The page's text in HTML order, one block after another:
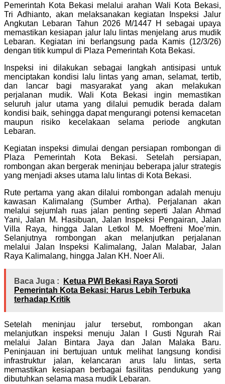
Pemerintah Kota Bekasi melalui arahan Wali Kota Bekasi,
Tri Adhianto, akan melaksanakan kegiatan Inspeksi Jalur
Angkutan Lebaran Tahun 2026 M/1447 H sebagai upaya
memastikan kesiapan jalur lalu lintas menjelang arus mudik
Lebaran. Kegiatan ini berlangsung pada Kamis (12/3/26)
dengan titik kumpul di Plaza Pemerintah Kota Bekasi.
Inspeksi ini dilakukan sebagai langkah antisipasi untuk
menciptakan kondisi lalu lintas yang aman, selamat, tertib,
dan lancar bagi masyarakat yang akan melakukan
perjalanan mudik. Wali Kota Bekasi ingin memastikan
seluruh jalur utama yang dilalui pemudik berada dalam
kondisi baik, sehingga dapat mengurangi potensi kemacetan
maupun risiko kecelakaan selama periode angkutan
Lebaran.
Kegiatan inspeksi dimulai dengan persiapan rombongan di
Plaza Pemerintah Kota Bekasi. Setelah persiapan,
rombongan akan bergerak meninjau beberapa jalur strategis
yang menjadi akses utama lalu lintas di Kota Bekasi.
Rute pertama yang akan dilalui rombongan adalah menuju
kawasan Kalimalang (Sumber Artha). Perjalanan akan
melalui sejumlah ruas jalan penting seperti Jalan Ahmad
Yani, Jalan M. Hasibuan, Jalan Inspeksi Pengairan, Jalan
Villa Raya, hingga Jalan Letkol M. Moeffreni Moe’min.
Selanjutnya rombongan akan melanjutkan perjalanan
melalui Jalan Inspeksi Kalimalang, Jalan Malabar, Jalan
Raya Kalimalang, hingga Jalan KH. Noer Ali.
Baca Juga :
Ketua PWI Bekasi Raya Soroti
Pemerintah Kota Bekasi: Harus Lebih Terbuka
terhadap Kritik
Setelah meninjau jalur tersebut, rombongan akan
melanjutkan inspeksi menuju Jalan I Gusti Ngurah Rai
melalui Jalan Bintara Jaya dan Jalan Malaka Baru.
Peninjauan ini bertujuan untuk melihat langsung kondisi
infrastruktur jalan, kelancaran arus lalu lintas, serta
memastikan kesiapan berbagai fasilitas pendukung yang
dibutuhkan selama masa mudik Lebaran.